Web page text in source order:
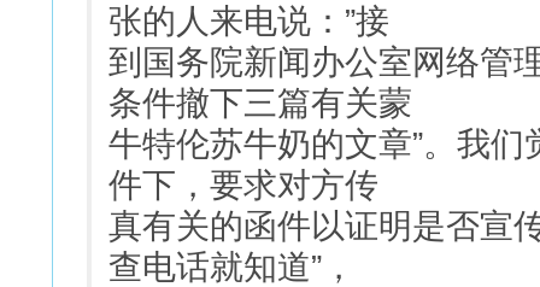
张的人来电说：”接
到国务院新闻办公室网络管
条件撤下三篇有关蒙
牛特伦苏牛奶的文章”。我
件下，要求对方传
真有关的函件以证明是否宣
查电话就知道”，